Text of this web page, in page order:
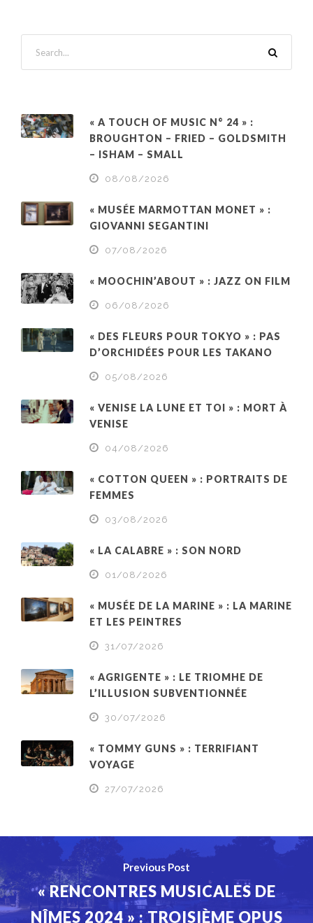
« A TOUCH OF MUSIC N° 24 » :
BROUGHTON – FRIED – GOLDSMITH
– ISHAM – SMALL
08/08/2026
« MUSÉE MARMOTTAN MONET » :
GIOVANNI SEGANTINI
07/08/2026
« MOOCHIN’ABOUT » : JAZZ ON FILM
06/08/2026
« DES FLEURS POUR TOKYO » : PAS
D’ORCHIDÉES POUR LES TAKANO
05/08/2026
« VENISE LA LUNE ET TOI » : MORT À
VENISE
04/08/2026
« COTTON QUEEN » : PORTRAITS DE
FEMMES
03/08/2026
« LA CALABRE » : SON NORD
01/08/2026
« MUSÉE DE LA MARINE » : LA MARINE
ET LES PEINTRES
31/07/2026
« AGRIGENTE » : LE TRIOMHE DE
L’ILLUSION SUBVENTIONNÉE
30/07/2026
« TOMMY GUNS » : TERRIFIANT
VOYAGE
27/07/2026
Previous Post
« RENCONTRES MUSICALES DE
NÎMES 2024 » : TROISIÈME OPUS